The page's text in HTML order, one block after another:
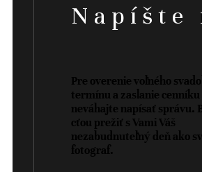
Napíšte
Pre overenie voľného
termínu a zaslanie
neváhajte napísať správu.
cťou prežiť s Vami Váš
nezabudnuteľný deň ako
fotograf.